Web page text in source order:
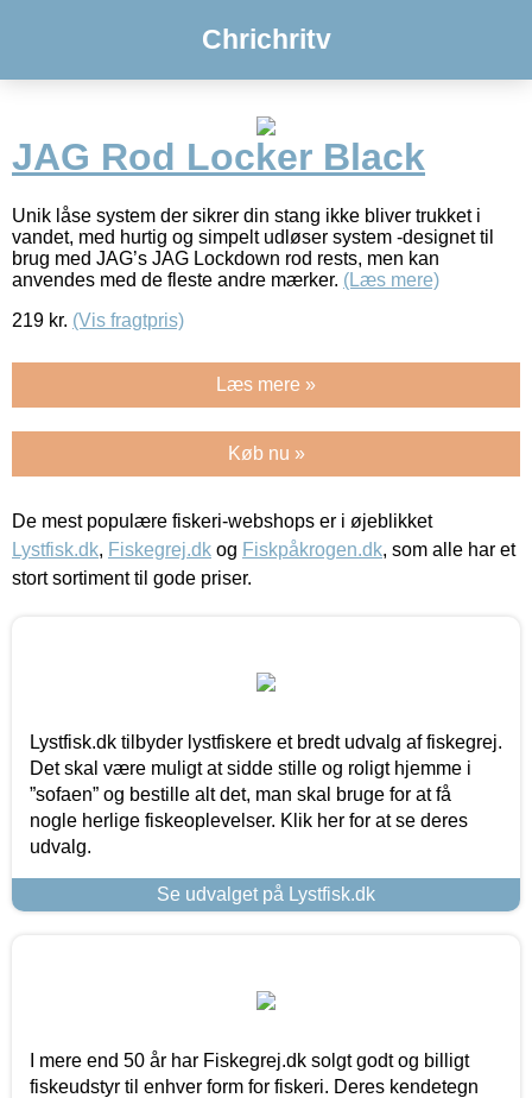
Chrichritv
JAG Rod Locker Black
Unik låse system der sikrer din stang ikke bliver trukket i
vandet, med hurtig og simpelt udløser system -designet til
brug med JAG’s JAG Lockdown rod rests, men kan
anvendes med de fleste andre mærker. (Læs mere)
219 kr. (Vis fragtpris)
Læs mere »
Køb nu »
De mest populære fiskeri-webshops er i øjeblikket
Lystfisk.dk, Fiskegrej.dk og Fiskpåkrogen.dk, som alle har et
stort sortiment til gode priser.
Lystfisk.dk tilbyder lystfiskere et bredt udvalg af fiskegrej.
Det skal være muligt at sidde stille og roligt hjemme i
”sofaen” og bestille alt det, man skal bruge for at få
nogle herlige fiskeoplevelser. Klik her for at se deres
udvalg.
Se udvalget på Lystfisk.dk
I mere end 50 år har Fiskegrej.dk solgt godt og billigt
fiskeudstyr til enhver form for fiskeri. Deres kendetegn